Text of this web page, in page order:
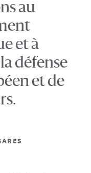
au
et à
défense
et de